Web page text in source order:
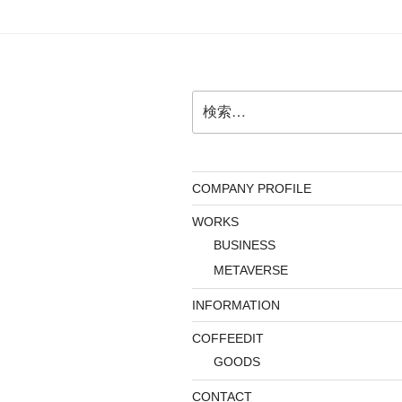
索:
COMPANY PROFILE
WORKS
BUSINESS
METAVERSE
INFORMATION
COFFEEDIT
GOODS
CONTACT